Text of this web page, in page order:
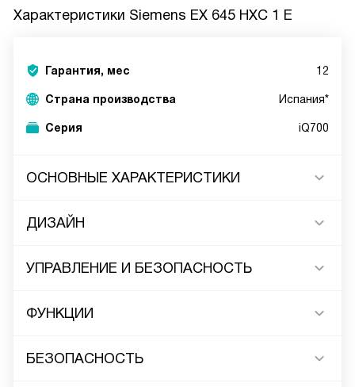
Характеристики Siemens EX 645 HXC 1 E
Гарантия, мес 12
Страна производства Испания*
Серия iQ700
ОСНОВНЫЕ ХАРАКТЕРИСТИКИ
ДИЗАЙН
УПРАВЛЕНИЕ И БЕЗОПАСНОСТЬ
ФУНКЦИИ
БЕЗОПАСНОСТЬ